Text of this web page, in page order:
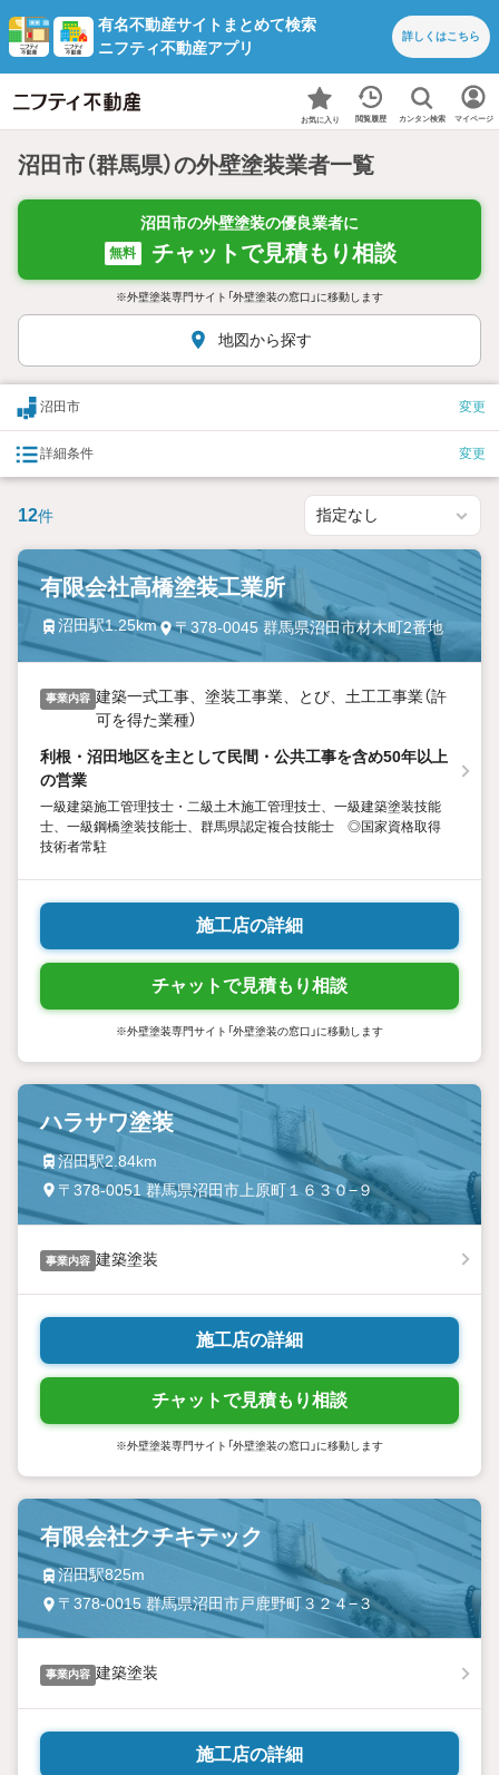
有名不動産サイトまとめて検索
ニフティ不動産アプリ
詳しくはこちら
お気に入り 閲覧履歴 カンタン検索 マイページ
沼田市（群馬県）の外壁塗装業者一覧
沼田市の外壁塗装の優良業者に
無料 チャットで見積もり相談
※外壁塗装専門サイト「外壁塗装の窓口」に移動します
地図から探す
沼田市 変更
詳細条件 変更
12件
有限会社高橋塗装工業所
沼田駅1.25km 〒378-0045 群馬県沼田市材木町2番地
事業内容 建築一式工事、塗装工事業、とび、土工工事業（許
可を得た業種）
利根・沼田地区を主として民間・公共工事を含め50年以上
の営業
一級建築施工管理技士・二級土木施工管理技士、一級建築塗装技能
士、一級鋼橋塗装技能士、群馬県認定複合技能士 ◎国家資格取得
技術者常駐
施工店の詳細
チャットで見積もり相談
※外壁塗装専門サイト「外壁塗装の窓口」に移動します
ハラサワ塗装
沼田駅2.84km
〒378-0051 群馬県沼田市上原町１６３０−９
事業内容 建築塗装
施工店の詳細
チャットで見積もり相談
※外壁塗装専門サイト「外壁塗装の窓口」に移動します
有限会社クチキテック
沼田駅825m
〒378-0015 群馬県沼田市戸鹿野町３２４−３
事業内容 建築塗装
施工店の詳細